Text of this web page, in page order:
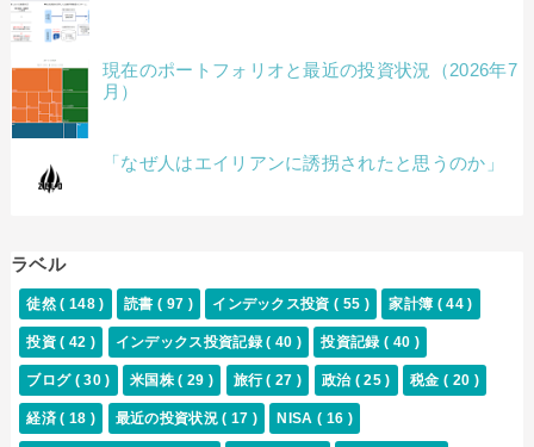
現在のポートフォリオと最近の投資状況（2026年7
月）
「なぜ人はエイリアンに誘拐されたと思うのか」
ラベル
徒然( 148 ) 読書 ( 97 ) インデックス投資( 55 ) 家計簿 ( 44 )
投資( 42 ) インデックス投資記録( 40 ) 投資記録( 40 )
ブログ ( 30 ) 米国株( 29 ) 旅行( 27 ) 政治 ( 25 ) 税金 ( 20 )
経済( 18 ) 最近の投資状況( 17 ) NISA( 16 )